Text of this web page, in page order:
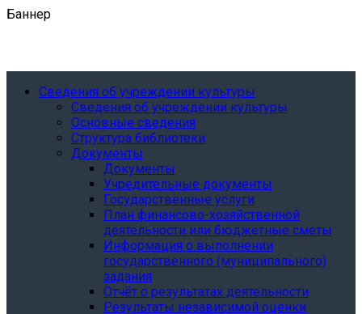
Баннер
Сведения об учреждении культуры
Сведения об учреждении культуры
Основные сведения
Структура библиотеки
Документы
Документы
Учредительные документы
Государственные услуги
План финансово-хозяйственной
деятельности или бюджетные сметы
Информация о выполнении
государственного (муниципального)
задания
Отчёт о результатах деятельности
Результаты независимой оценки